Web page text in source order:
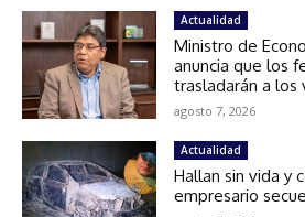
Actualidad
Ministro de
anuncia que los
trasladarán a los
agosto 7, 2026
Actualidad
Hallan sin vida y
empresario